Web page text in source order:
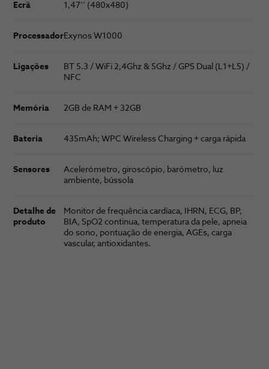
Ecrã 1,47’’ (480x480)
ProcessadorExynos W1000
Ligações
BT 5.3 / WiFi 2,4Ghz & 5Ghz / GPS Dual (L1+L5) /
NFC
Memória 2GB de RAM + 32GB
Bateria 435mAh; WPC Wireless Charging + carga rápida
Sensores
Acelerómetro, giroscópio, barómetro, luz
ambiente, bússola
Detalhe de
produto
Monitor de frequência cardíaca, IHRN, ECG, BP,
BIA, SpO2 continua, temperatura da pele, apneia
do sono, pontuação de energia, AGEs, carga
vascular, antioxidantes.